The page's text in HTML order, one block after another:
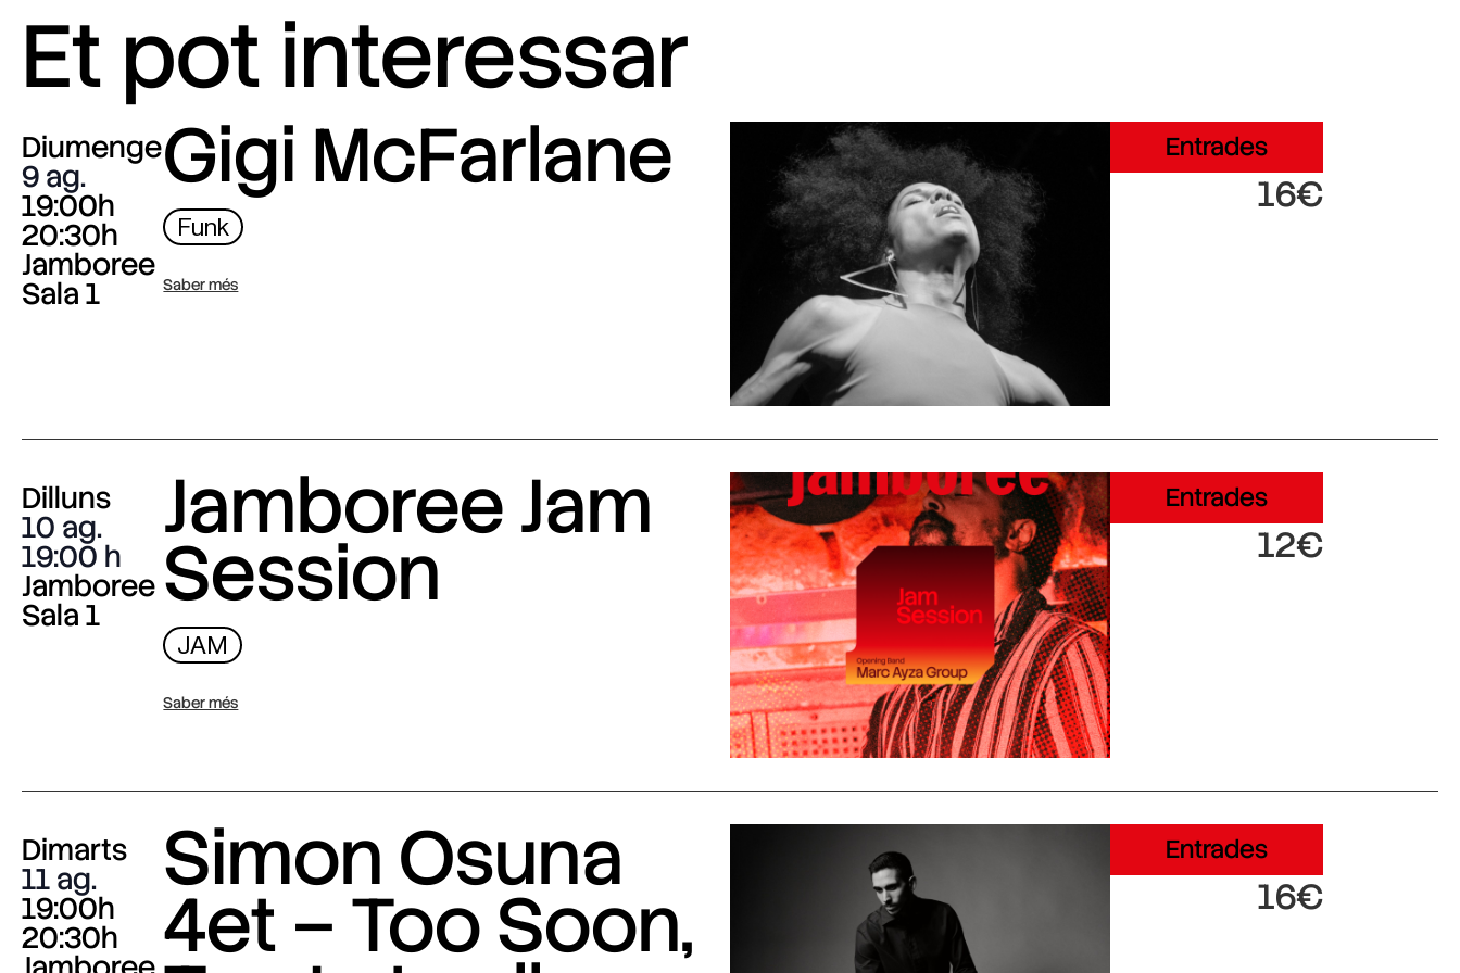
Et pot interessar
Diumenge
9 ag.
19:00h
20:30h
Jamboree
Sala 1
Gigi McFarlane
Funk
Saber més
Entrades
16€
Dilluns
10 ag.
19:00
Jamboree
Sala 1
Jamboree Jam
Session
JAM
Saber més
Entrades
12€
Dimarts
11 ag.
19:00h
20:30h
Simon Osuna
4et – Too Soon,
Entrades
16€